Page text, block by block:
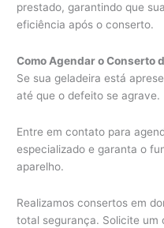
prestado, garantindo que
eficiência após o conserto.
Como Agendar o Conserto
Se sua geladeira está
até que o defeito se agrave.
Entre em contato para
especializado e garanta o
aparelho.
Realizamos consertos em
total segurança. Solicite um